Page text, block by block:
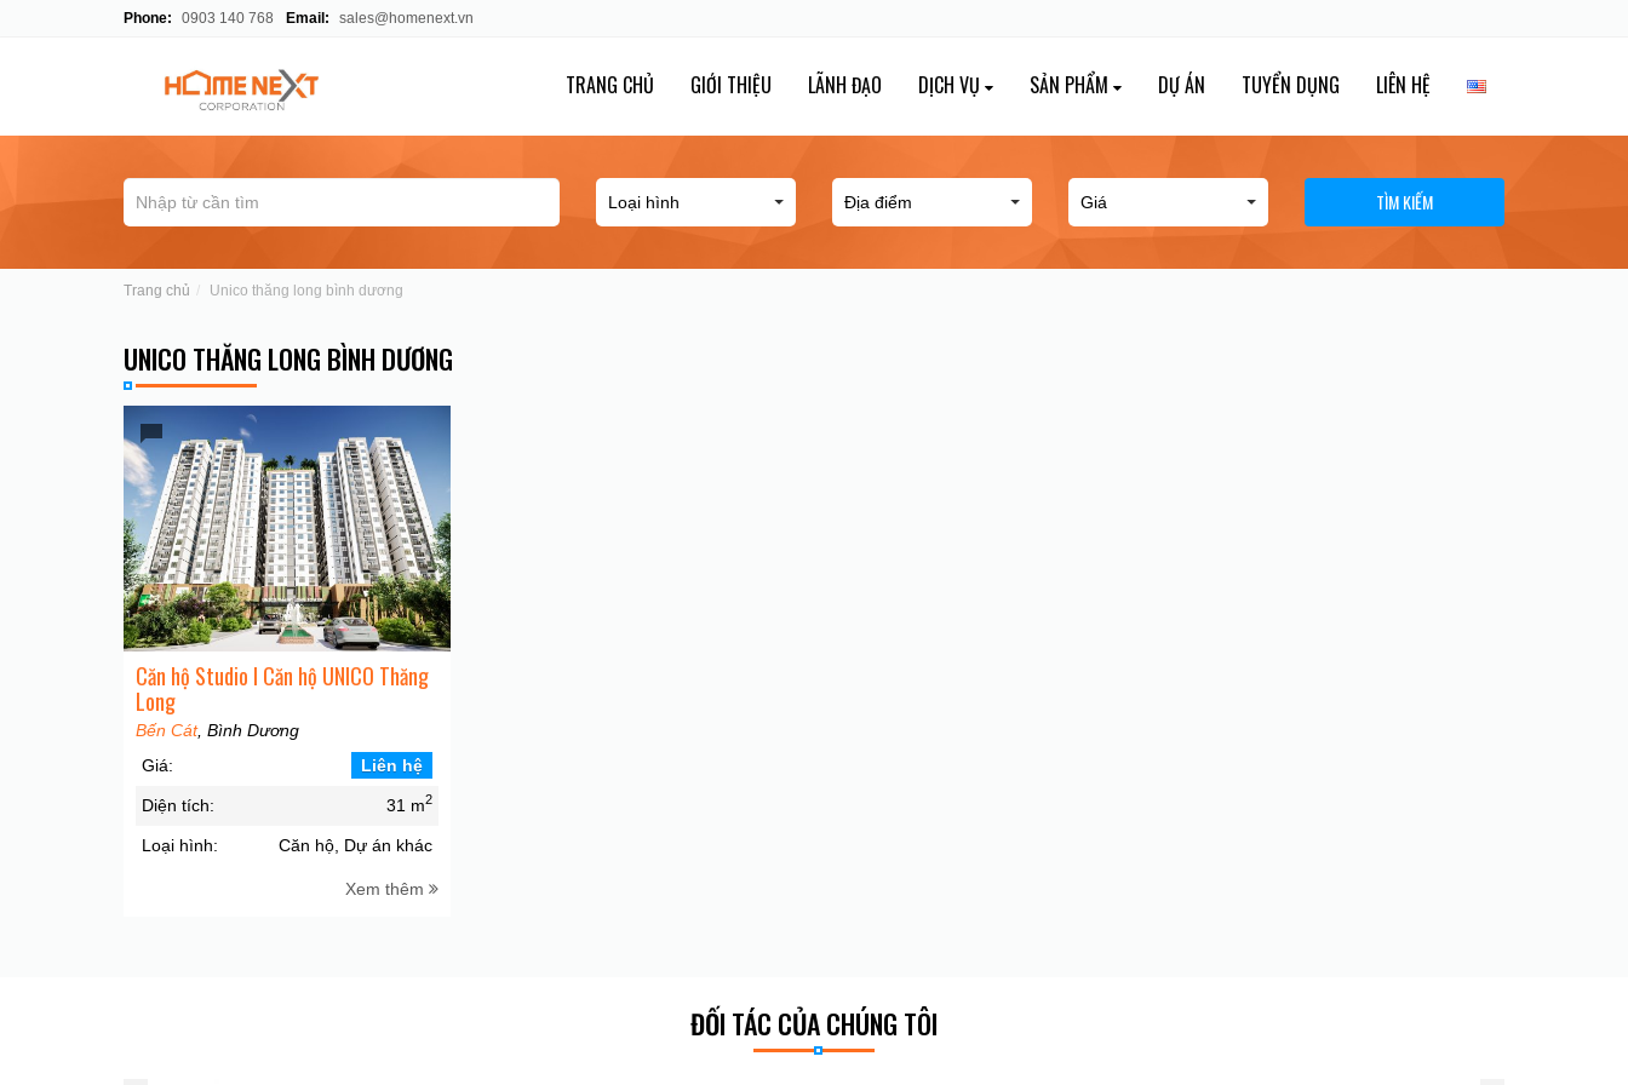
Phone: 0903 140 768 Email: sales@homenext.vn
TRANG CHỦ GIỚI THIỆU LÃNH ĐẠO DỊCH VỤ SẢN PHẨM DỰ ÁN TUYỂN DỤNG LIÊN HỆ
TÌM KIẾM
Trang chủ Unico thăng long bình dương
UNICO THĂNG LONG BÌNH DƯƠNG
Căn hộ Studio I Căn hộ UNICO Thăng
Long
Bến Cát, Bình Dương
Giá:
Liên hệ
Diện tích: 31 m2
Loại hình: Căn hộ, Dự án khác
Xem thêm
ĐỐI TÁC CỦA CHÚNG TÔI